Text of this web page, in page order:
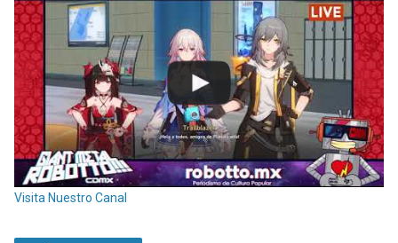
Visita Nuestro Canal